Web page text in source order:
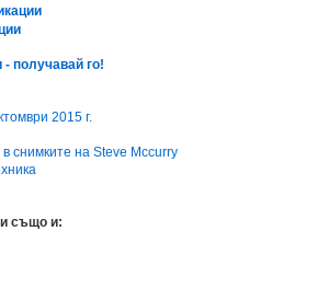
получавай го!
2015 г.
снимките на Steve Mccurry
също и: